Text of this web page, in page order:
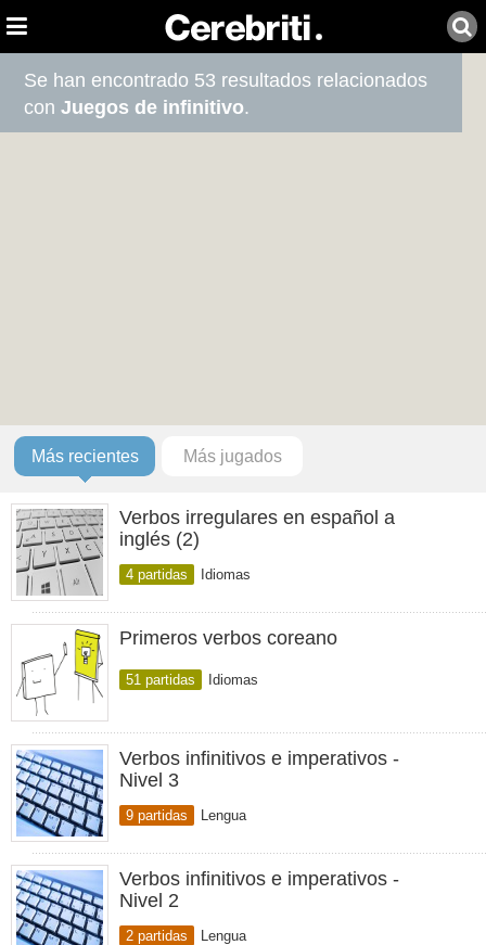
Se han encontrado 53 resultados relacionados
conJuegos de infinitivo.
Más recientes Más jugados
Verbos irregulares en español a
inglés (2)
4 partidas Idiomas
Primeros verbos coreano
51 partidas Idiomas
Verbos infinitivos e imperativos -
Nivel 3
9 partidas Lengua
Verbos infinitivos e imperativos -
Nivel 2
2 partidas Lengua